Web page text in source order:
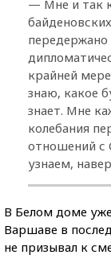
— Мне и так
передержано
крайней
знаю, какое
знает. Мне
колебания
отношений с
узнаем,
В Белом доме уже
Варшаве в
не призывал к